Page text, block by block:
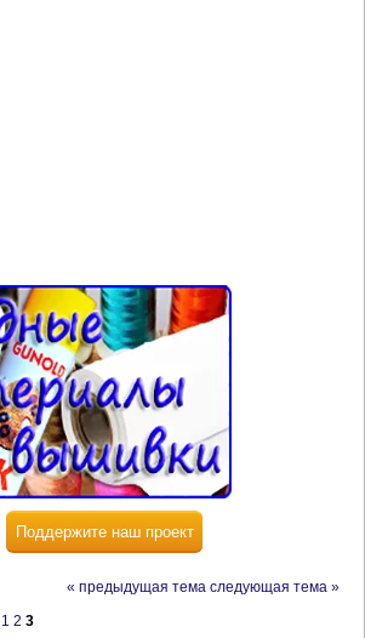
Поддержите наш проект
« предыдущая тема следующая тема »
1 2 3